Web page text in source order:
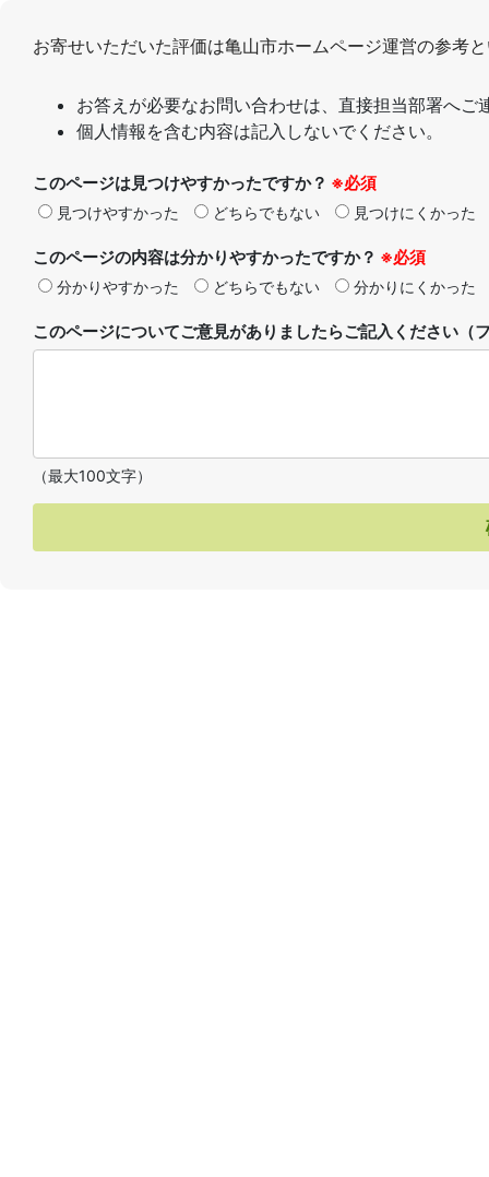
お寄せいただいた評価は亀山市ホームページ運営の参考
お答えが必要なお問い合わせは、直接担当部署へご
個人情報を含む内容は記入しないでください。
このページは見つけやすかったですか？ ※必須
見つけやすかった どちらでもない 見つけにくかった
このページの内容は分かりやすかったですか？ ※必須
分かりやすかった どちらでもない 分かりにくかった
このページについてご意見がありましたらご記入ください
（最大100文字）